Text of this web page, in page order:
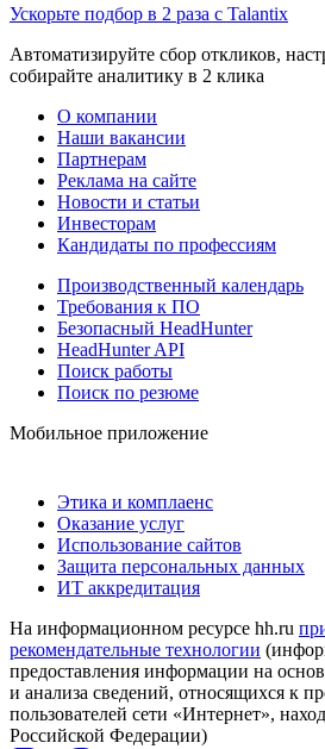
Ускорьте подбор в 2 раза с Talantix
Автоматизируйте сбор откликов,
собирайте аналитику в 2 клика
О компании
Наши вакансии
Партнерам
Реклама на сайте
Новости и статьи
Инвесторам
Кандидаты по профессиям
Производственный календарь
Требования к ПО
Безопасный HeadHunter
HeadHunter API
Поиск работы
Поиск по резюме
Мобильное приложение
Этика и комплаенс
Оказание услуг
Использование сайтов
Защита персональных данных
ИТ аккредитация
На информационном ресурсе hh.ru
рекомендательные технологии
предоставления информации на
и анализа сведений, относящихся к
пользователей сети «Интернет»,
Российской Федерации)